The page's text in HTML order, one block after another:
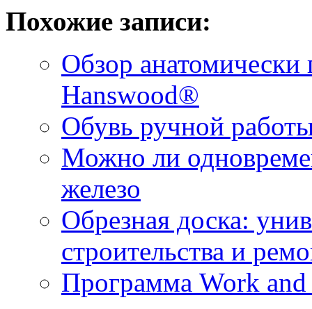
Похожие записи:
Обзор анатомически
Hanswood®
Обувь ручной
Можно ли
железо
Обрезная доска:
строительства и
Программа Work